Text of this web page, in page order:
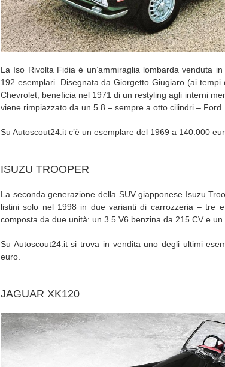
La Iso Rivolta Fidia è un’ammiraglia lombarda venduta
192 esemplari. Disegnata da Giorgetto Giugiaro (ai
Chevrolet, beneficia nel 1971 di un restyling agli interni
viene rimpiazzato da un 5.8 – sempre a otto cilindri – Ford.
Su Autoscout24.it c’è un esemplare del 1969 a 140.000
ISUZU TROOPER
La seconda generazione della SUV giapponese Isuzu
listini solo nel 1998 in due varianti di carrozzeria – tre
composta da due unità: un 3.5 V6 benzina da 215 CV e un
Su Autoscout24.it si trova in vendita uno degli ultimi
euro.
JAGUAR XK120